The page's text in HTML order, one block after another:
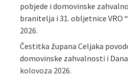
pobjede i domovinske
branitelja i 31. obljetnice VRO
2026.
Čestitka župana Celjaka
domovinske zahvalnosti i
kolovoza 2026.